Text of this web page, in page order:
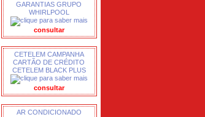
GARANTIAS GRUPO
WHIRLPOOL
consultar
CETELEM CAMPANHA
CARTÃO DE CRÉDITO
CETELEM BLACK PLUS
consultar
AR CONDICIONADO